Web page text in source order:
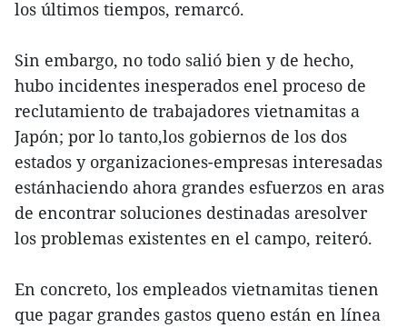
los últimos tiempos, remarcó.
Sin embargo, no todo salió bien y de hecho,
hubo incidentes inesperados enel proceso de
reclutamiento de trabajadores vietnamitas a
Japón; por lo tanto,los gobiernos de los dos
estados y organizaciones-empresas interesadas
estánhaciendo ahora grandes esfuerzos en aras
de encontrar soluciones destinadas aresolver
los problemas existentes en el campo, reiteró.
En concreto, los empleados vietnamitas tienen
que pagar grandes gastos queno están en línea